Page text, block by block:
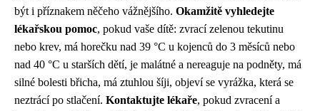
být i příznakem něčeho vážnějšího. Okamžitě vyhledejte
lékařskou pomoc, pokud vaše dítě: zvrací zelenou tekutinu
nebo krev, má horečku nad 39 °C u kojenců do 3 měsíců nebo
nad 40 °C u starších dětí, je malátné a nereaguje na podněty, má
silné bolesti břicha, má ztuhlou šíji, objeví se vyrážka, která se
neztrácí po stlačení. Kontaktujte lékaře, pokud zvracení a